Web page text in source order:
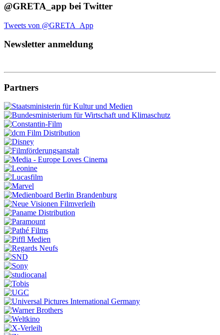
@GRETA_app bei Twitter
Tweets von @GRETA_App
Newsletter anmeldung
Partners